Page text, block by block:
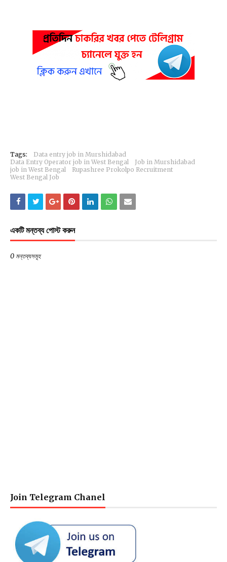
Tags:
Data entry job in Murshidabad
Data Entry Operator job in West Bengal
Job in Murshidabad
job in West Bengal
Rupashree Prokolpo Recruitment
West Bengal Job
একটি মন্তব্য পোস্ট করুন
0 মন্তব্যসমূহ
Join Telegram Chanel